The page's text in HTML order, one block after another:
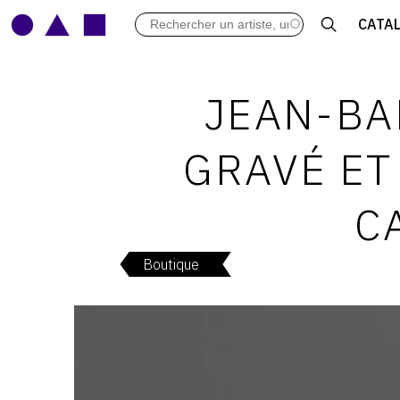
ARCHIVES DES EXPOSITIONS
LEXIQUE ARTISTIQUE
JEAN-
GRAVÉ
Boutique